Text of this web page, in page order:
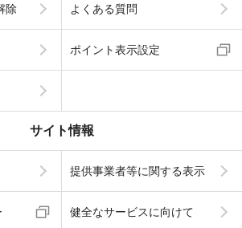
除 よくある質問
ポイント表示設定
サイト情報
提供事業者等に関する表示
健全なサービスに向けて